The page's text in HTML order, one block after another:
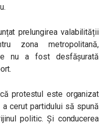
prelungirea valabilității
zona metropolitană,
nu a fost desfășurată
protestul este organizat
cerut partidului să spună
politic. Și conducerea